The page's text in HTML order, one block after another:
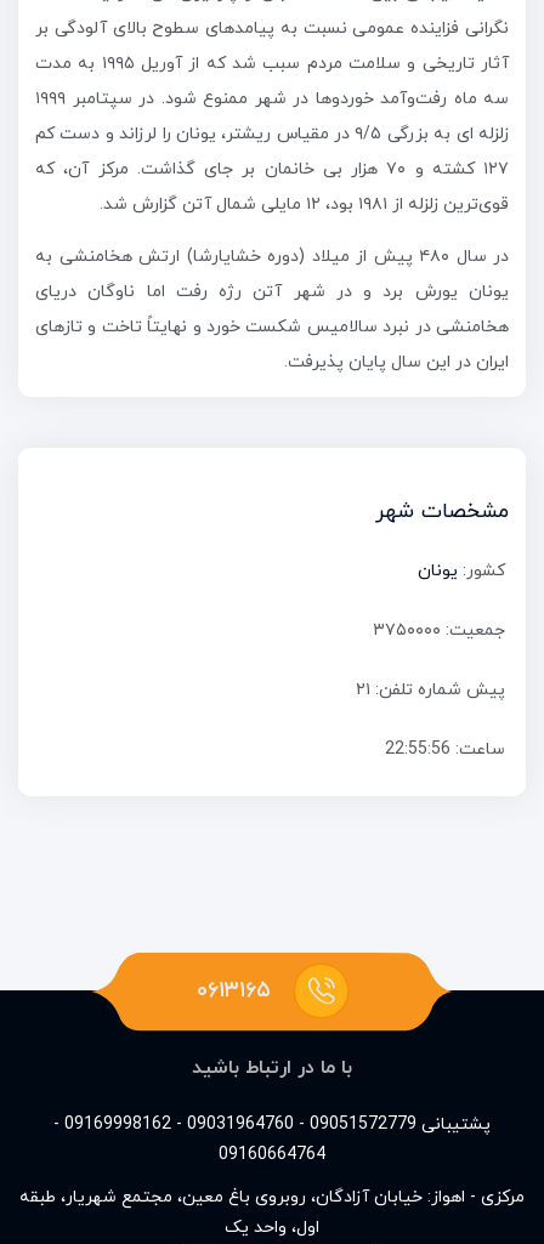
نگرانی فزاینده عمومی نسبت به پیامدهای سطوح بالای آلودگی بر
آثار تاریخی و سلامت مردم سبب شد که از آوریل ۱۹۹۵ به مدت
سه ماه رفت‌وآمد خوردوها در شهر ممنوع شود. در سپتامبر ۱۹۹۹
زلزله ای به بزرگی ۹/۵ در مقیاس ریشتر، یونان را لرزاند و دست کم
۱۲۷ کشته و ۷۰ هزار بی خانمان بر جای گذاشت. مرکز آن، که
قوی‌ترین زلزله از ۱۹۸۱ بود، ۱۲ مایلی شمال آتن گزارش شد.
در سال ۴۸۰ پیش از میلاد (دوره خشایارشا) ارتش هخامنشی به
یونان یورش برد و در شهر آتن رژه رفت اما ناوگان دریای
هخامنشی در نبرد سالامیس شکست خورد و نهایتاً تاخت و تازهای
ایران در این سال پایان پذیرفت.
مشخصات شهر
کشور: یونان
جمعیت: ۳۷۵۰۰۰۰
پیش شماره تلفن: ۲۱
ساعت: 22:55:57
۰۶۱۳۱۶۵
با ما در ارتباط باشید
پشتیبانی 09051572779 - 09031964760 - 09169998162 -
09160664764
مرکزی - اهواز: خیابان آزادگان، روبروی باغ معین، مجتمع شهریار، طبقه
اول، واحد یک